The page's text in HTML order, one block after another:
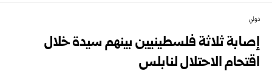
دولي
إصابة ثلاثة فلسطينيين بينهم سيدة خلال
اقتحام الاحتلال لنابلس